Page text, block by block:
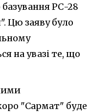
РС-28
Цю заяву було
на увазі те, що
"Сармат" буде